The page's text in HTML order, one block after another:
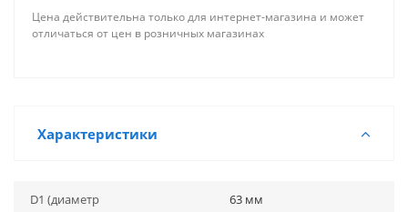
Цена действительна только для интернет-магазина и может
отличаться от цен в розничных магазинах
Характеристики
D1 (диаметр
63 мм